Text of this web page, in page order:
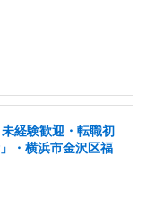
経験歓迎・転職初
・横浜市金沢区福